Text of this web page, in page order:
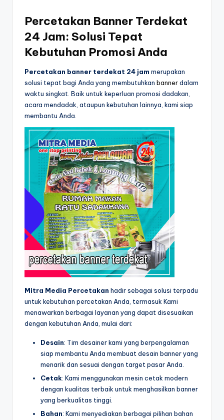
Percetakan Banner Terdekat
24 Jam: Solusi Tepat
Kebutuhan Promosi Anda
Percetakan banner terdekat 24 jam merupakan
solusi tepat bagi Anda yang membutuhkan bannerdalam
waktu singkat. Baik untuk keperluan promosi dadakan,
acara mendadak, ataupun kebutuhan lainnya, kami siap
membantu Anda.
Mitra Media Percetakan hadir sebagai solusi terpadu
untuk kebutuhan percetakan Anda, termasuk Kami
menawarkan berbagai layanan yang dapat disesuaikan
dengan kebutuhan Anda, mulai dari:
Desain: Tim desainer kami yang berpengalaman
siap membantu Anda membuat desain banner yang
menarik dan sesuai dengan target pasar Anda.
Cetak: Kami menggunakan mesin cetak modern
dengan kualitas terbaik untuk menghasilkan banner
yang berkualitas tinggi.
Bahan: Kami menyediakan berbagai pilihan bahan